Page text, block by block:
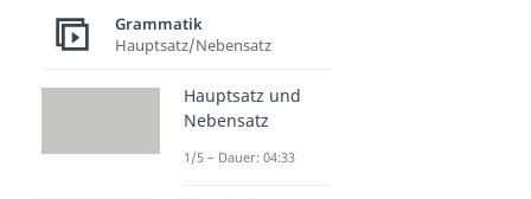
Grammatik
Hauptsatz/Nebensatz
Hauptsatz und
Nebensatz
1/5 – Dauer: 04:33